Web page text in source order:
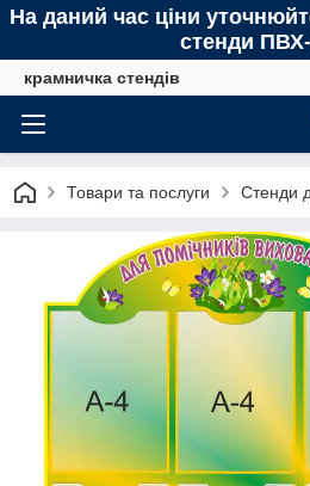
На даний час ціни
стенди
крамничка стендів
Товари та послуги Стенди